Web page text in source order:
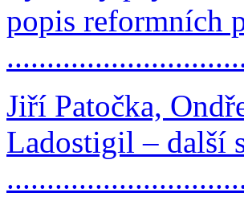
popis reformních
Jiří Patočka,
Ladostigil – další